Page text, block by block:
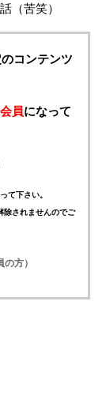
（苦笑）
コンテンツ
員になって
て下さい。
除されませんのでご
の方）